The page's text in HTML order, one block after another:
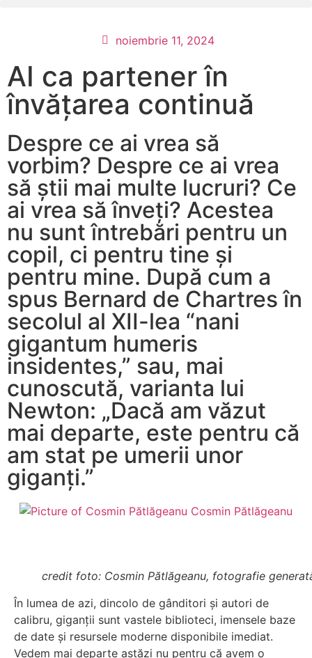
noiembrie 11, 2024
AI ca partener în
învățarea continuă
Despre ce ai vrea să
vorbim? Despre ce ai vrea
să știi mai multe lucruri? Ce
ai vrea să înveți? Acestea
nu sunt întrebări pentru un
copil, ci pentru tine și
pentru mine. După cum a
spus Bernard de Chartres în
secolul al XII-lea “nani
gigantum humeris
insidentes,” sau, mai
cunoscută, varianta lui
Newton: „Dacă am văzut
mai departe, este pentru că
am stat pe umerii unor
giganți.”
Cosmin Pătlăgeanu
credit foto: Cosmin Pătlăgeanu, fotografie
În lumea de azi, dincolo de gânditori și autori de
calibru, giganții sunt vastele biblioteci, imensele baze
de date și resursele moderne disponibile imediat.
Vedem mai departe astăzi nu pentru că avem o